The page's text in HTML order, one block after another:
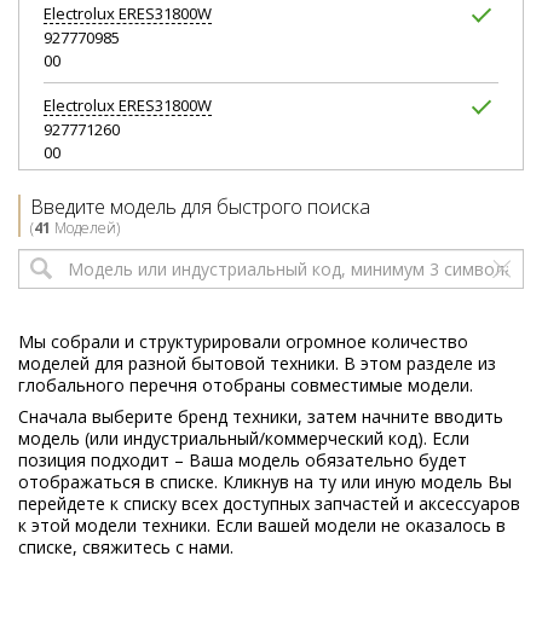
ElectroluxERES31800W
927770985
00
ElectroluxERES31800W
927771260
00
927770981
ElectroluxERES31800X
00
ElectroluxERES31800X
00
ElectroluxERES3500
927770960
00
Введите модель для быстрого поиска
(41 Моделей)
Мы собрали и структурировали огромное количество
моделей для разной бытовой техники. В этом разделе из
глобального перечня отобраны совместимые модели.
Сначала выберите бренд техники, затем начните вводить
модель (или индустриальный/коммерческий код). Если
позиция подходит – Ваша модель обязательно будет
отображаться в списке. Кликнув на ту или иную модель Вы
перейдете к списку всех доступных запчастей и аксессуаров
к этой модели техники. Если вашей модели не оказалось в
списке, свяжитесь с нами.